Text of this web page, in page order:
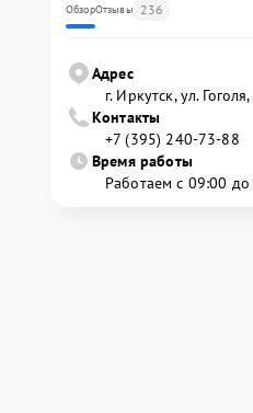
ОбзорОтзывы 236
Адрес
г. Иркутск, ул.
Контакты
+7 (395) 240-73-88
Время работы
Работаем с 09:00